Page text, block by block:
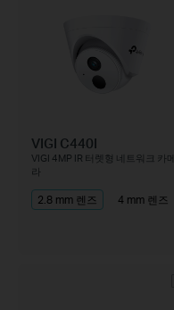
VIGI C440I
VIGI 4MP IR 터렛형 네트워크 카메
라
2.8 mm 렌즈 4 mm 렌즈